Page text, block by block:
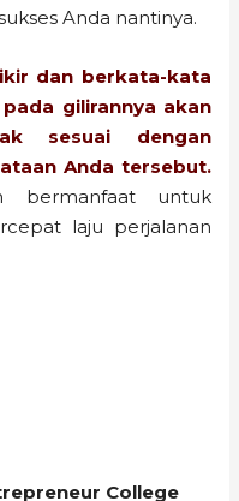
Anda nantinya.
dan berkata-kata
gilirannya akan
sesuai dengan
Anda tersebut.
untuk
laju perjalanan
College